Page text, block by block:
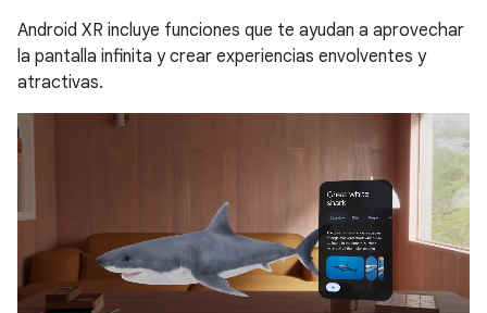
Android XR incluye funciones que te ayudan a aprovechar
la pantalla infinita y crear experiencias envolventes y
atractivas.